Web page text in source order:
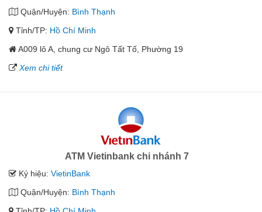
Quận/Huyện: Bình Thạnh
Tỉnh/TP: Hồ Chí Minh
A009 lô A, chung cư Ngô Tất Tố, Phường 19
Xem chi tiết
ATM Vietinbank chi nhánh 7
Ký hiệu: VietinBank
Quận/Huyện: Bình Thạnh